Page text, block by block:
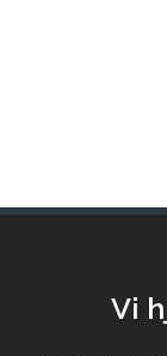
Vi